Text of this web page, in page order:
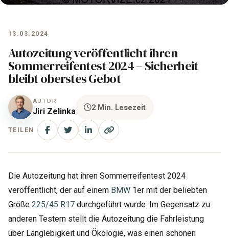
13.03.2024
Autozeitung veröffentlicht ihren
Sommerreifentest 2024 – Sicherheit
bleibt oberstes Gebot
AUTOR
Jiri Zelinka 2 Min. Lesezeit
TEILEN
Die Autozeitung hat ihren Sommerreifentest 2024
veröffentlicht, der auf einem BMW 1er mit der beliebten
Größe 225/45 R17 durchgeführt wurde. Im Gegensatz zu
anderen Testern stellt die Autozeitung die Fahrleistung
über Langlebigkeit und Ökologie, was einen schönen